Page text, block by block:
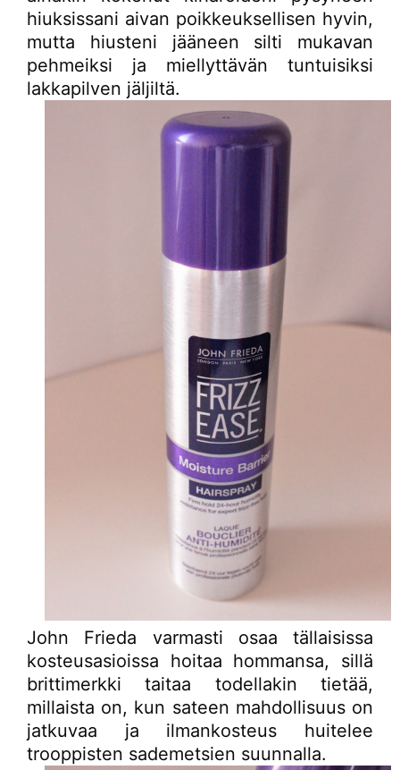
hiuksissani aivan poikkeuksellisen hyvin,
mutta hiusteni jääneen silti mukavan
pehmeiksi ja miellyttävän tuntuisiksi
lakkapilven jäljiltä.
John Frieda varmasti osaa tällaisissa
kosteusasioissa hoitaa hommansa, sillä
brittimerkki taitaa todellakin tietää,
millaista on, kun sateen mahdollisuus on
jatkuvaa ja ilmankosteus huitelee
trooppisten sademetsien suunnalla.